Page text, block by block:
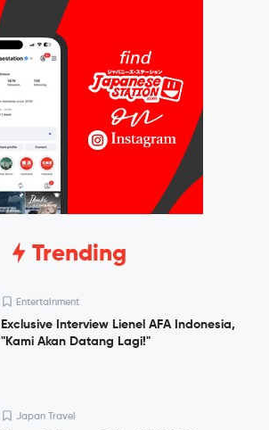
Trending
Entertainment
Exclusive Interview Lienel AFA Indonesia,
"Kami Akan Datang Lagi!"
Japan Travel